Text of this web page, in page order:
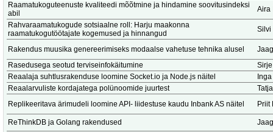
Raamatukoguteenuste kvaliteedi mõõtmine ja hindamine soovitusindeksi
abil
Aira
Rahvaraamatukogude sotsiaalne roll: Harju maakonna
raamatukogutöötajate kogemused ja hinnangud
Silvi
Rakendus muusika genereerimiseks modaalse vahetuse tehnika alusel
Rasedusega seotud terviseinfokäitumine
Reaalaja suhtlusrakenduse loomine Socket.io ja Node.js näitel
Reaalarvuliste kordajatega polünoomide juurtest
Replikeeritava ärimudeli loomine API- liidestuse kaudu Inbank AS näitel
Priit
ReThinkDB ja Golang rakendused